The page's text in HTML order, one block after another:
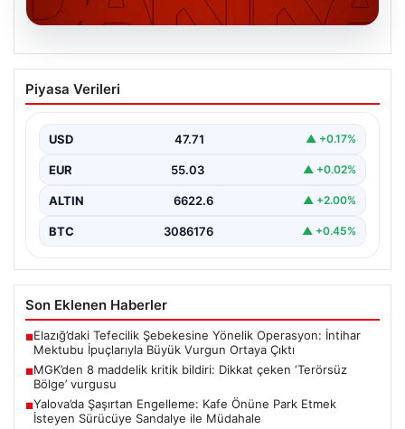
MGK’den 8 maddelik kritik bildiri: Dikkat
çeken ‘Terörsüz Bölge’ vurgusu
Piyasa Verileri
USD 47.71 ▲ +0.17%
EUR 55.03 ▲ +0.02%
ALTIN 6622.6 ▲ +2.00%
BTC 3086176 ▲ +0.45%
Son Eklenen Haberler
■Elazığ’daki Tefecilik Şebekesine Yönelik Operasyon: İntihar
Mektubu İpuçlarıyla Büyük Vurgun Ortaya Çıktı
■MGK’den 8 maddelik kritik bildiri: Dikkat çeken ‘Terörsüz
Bölge’ vurgusu
■Yalova’da Şaşırtan Engelleme: Kafe Önüne Park Etmek
İsteyen Sürücüye Sandalye ile Müdahale